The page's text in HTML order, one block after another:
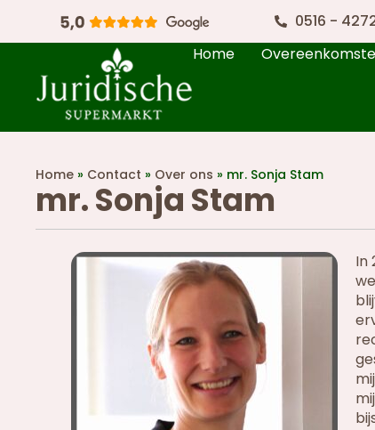
0516 -
Home
Home » Contact » Over ons » mr. Sonja Stam
mr. Sonja Stam
In